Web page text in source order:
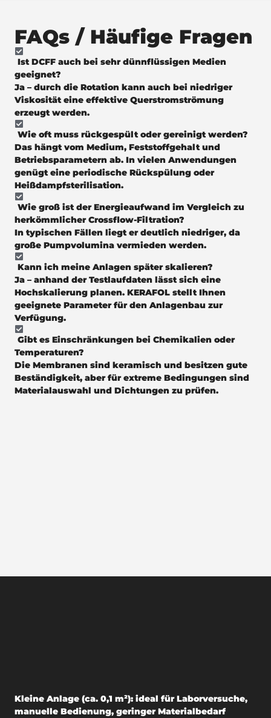
FAQs / Häufige Fragen
Ist DCFF auch bei sehr dünnflüssigen Medien
geeignet?
Ja – durch die Rotation kann auch bei niedriger
Viskosität eine effektive Querstromströmung
erzeugt werden.
Wie oft muss rückgespült oder gereinigt werden?
Das hängt vom Medium, Feststoffgehalt und
Betriebsparametern ab. In vielen Anwendungen
genügt eine periodische Rückspülung oder
Heißdampfsterilisation.
Wie groß ist der Energieaufwand im Vergleich zu
herkömmlicher Crossflow-Filtration?
In typischen Fällen liegt er deutlich niedriger, da
große Pumpvolumina vermieden werden.
Kann ich meine Anlagen später skalieren?
Ja – anhand der Testlaufdaten lässt sich eine
Hochskalierung planen. KERAFOL stellt Ihnen
geeignete Parameter für den Anlagenbau zur
Verfügung.
Gibt es Einschränkungen bei Chemikalien oder
Temperaturen?
Die Membranen sind keramisch und besitzen gute
Beständigkeit, aber für extreme Bedingungen sind
Materialauswahl und Dichtungen zu prüfen.
Kleine Anlage (ca. 0,1 m²): ideal für Laborversuche,
manuelle Bedienung, geringer Materialbedarf